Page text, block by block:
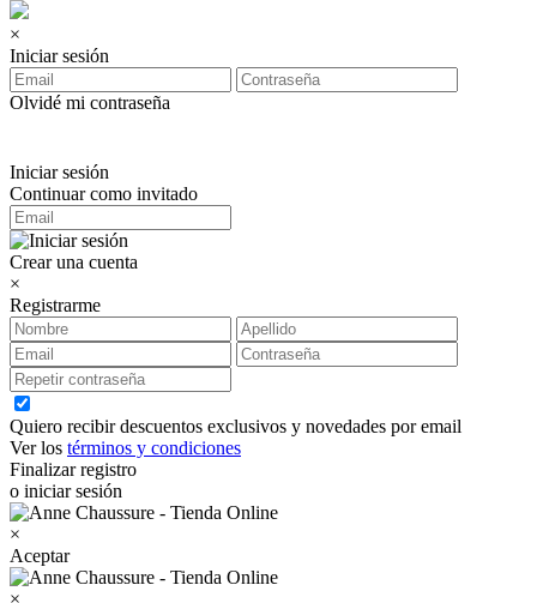
×
Iniciar sesión
Olvidé mi contraseña
Iniciar sesión
Continuar como invitado
Crear una cuenta
×
Registrarme
Quiero recibir descuentos exclusivos y novedades por email
Ver los términos y condiciones
Finalizar registro
o iniciar sesión
×
Aceptar
×